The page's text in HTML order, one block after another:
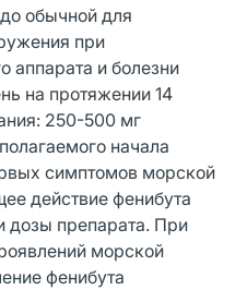
обычной для
при
аппарата и болезни
на протяжении 14
250-500 мг
начала
симптомов морской
действие фенибута
дозы препарата. При
морской
фенибута